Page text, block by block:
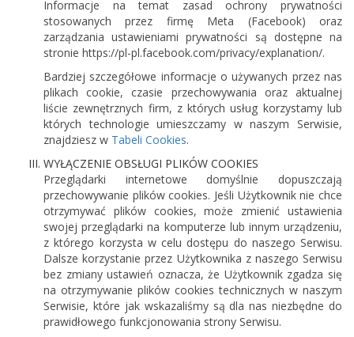
Informacje na temat zasad ochrony prywatności
stosowanych przez firmę Meta (Facebook) oraz
zarządzania ustawieniami prywatności są dostępne na
stronie https://pl-pl.facebook.com/privacy/explanation/.
Bardziej szczegółowe informacje o używanych przez nas
plikach cookie, czasie przechowywania oraz aktualnej
liście zewnętrznych firm, z których usług korzystamy lub
których technologie umieszczamy w naszym Serwisie,
znajdziesz w Tabeli Cookies.
WYŁĄCZENIE OBSŁUGI PLIKÓW COOKIES
Przeglądarki internetowe domyślnie dopuszczają
przechowywanie plików cookies. Jeśli Użytkownik nie chce
otrzymywać plików cookies, może zmienić ustawienia
swojej przeglądarki na komputerze lub innym urządzeniu,
z którego korzysta w celu dostępu do naszego Serwisu.
Dalsze korzystanie przez Użytkownika z naszego Serwisu
bez zmiany ustawień oznacza, że Użytkownik zgadza się
na otrzymywanie plików cookies technicznych w naszym
Serwisie, które jak wskazaliśmy są dla nas niezbędne do
prawidłowego funkcjonowania strony Serwisu.